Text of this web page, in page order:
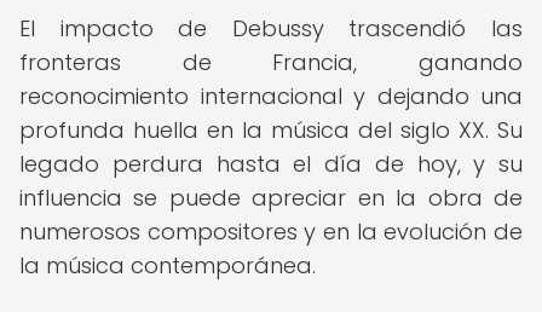
El impacto de Debussy trascendió las
fronteras de Francia, ganando
reconocimiento internacional y dejando una
profunda huella en la música del siglo XX. Su
legado perdura hasta el día de hoy, y su
influencia se puede apreciar en la obra de
numerosos compositores y en la evolución de
la música contemporánea.